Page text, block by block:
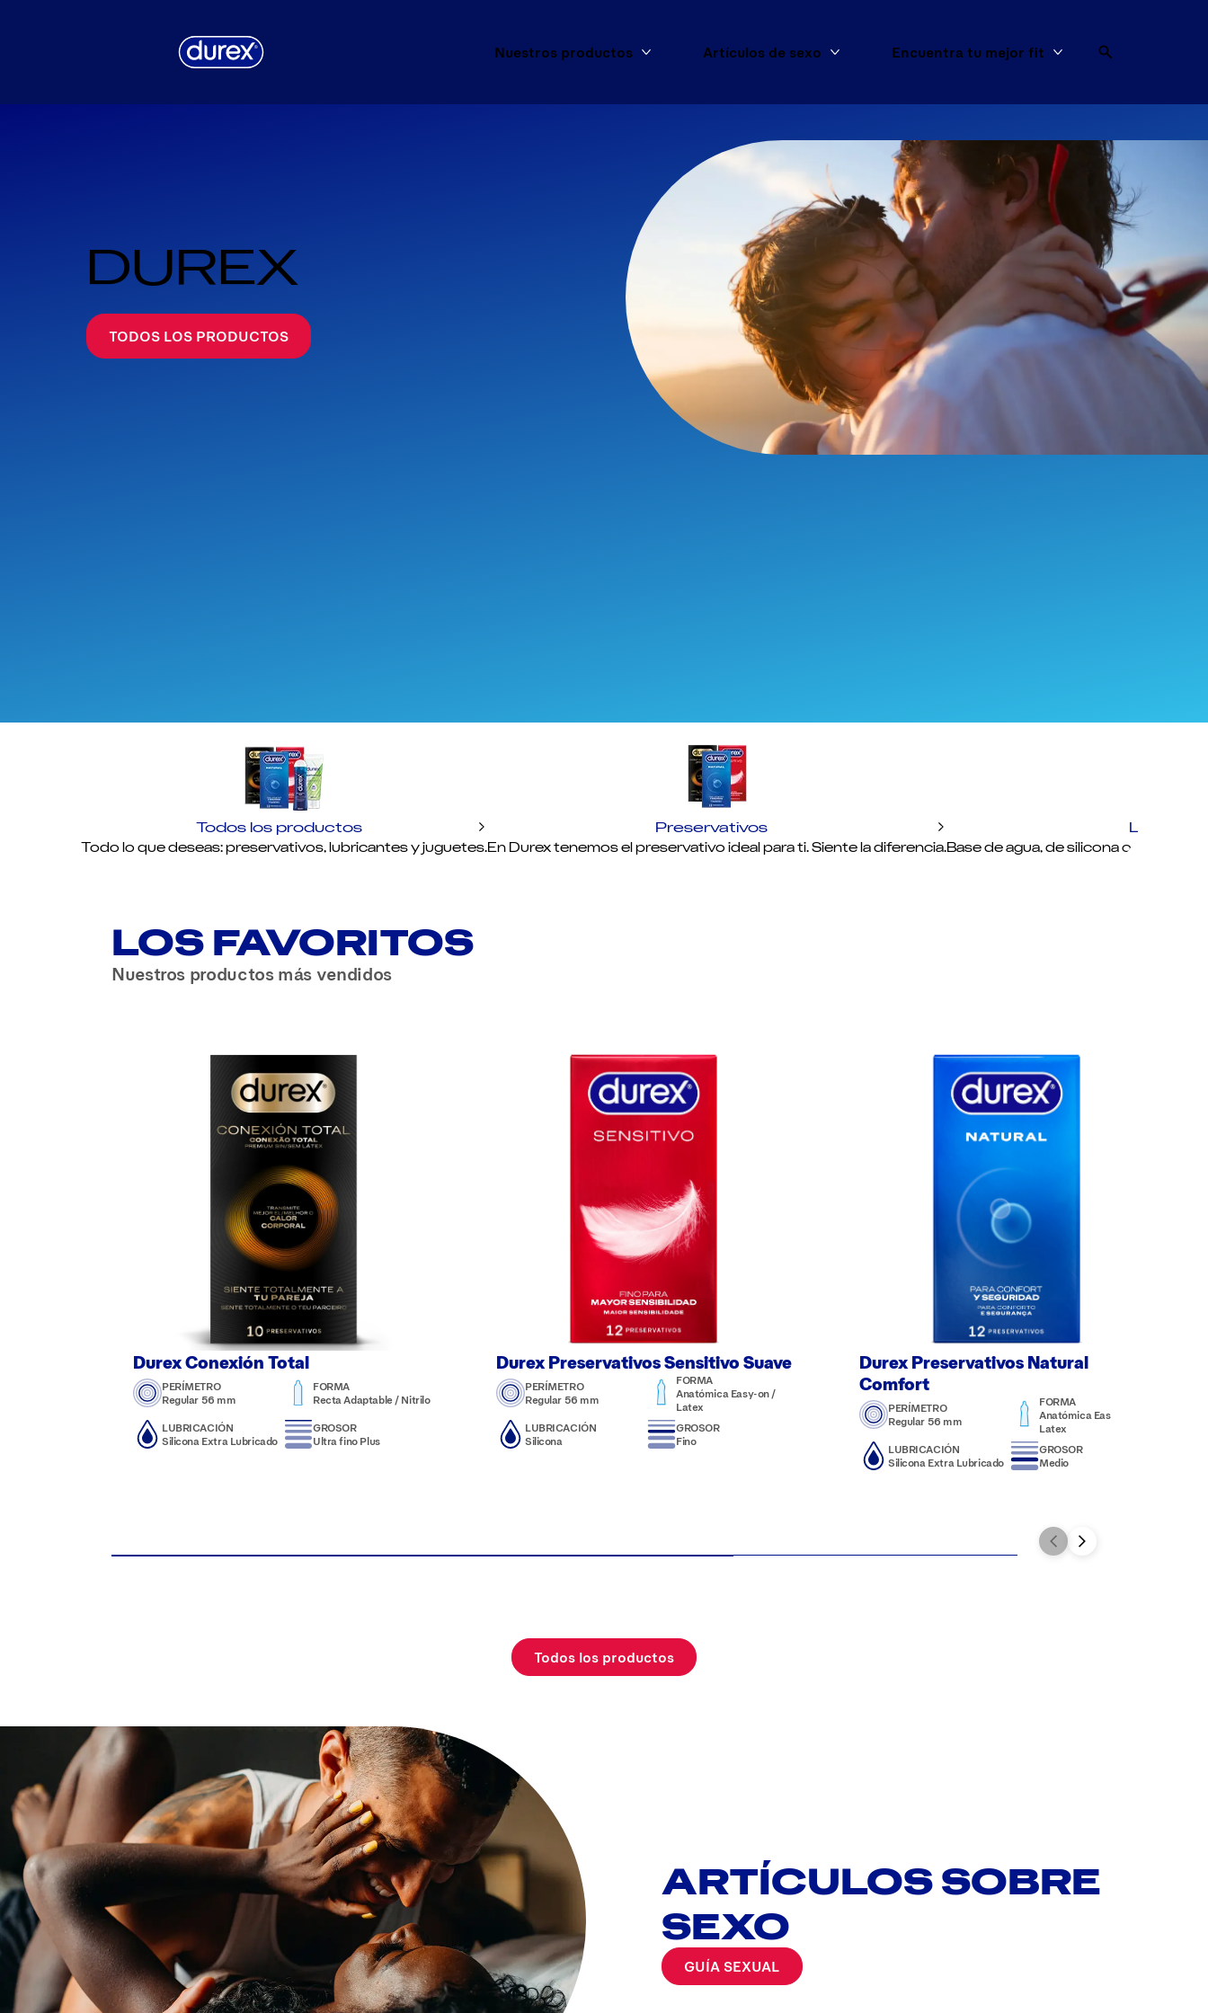
Nuestros productos Más Nuestros productos
Artículos de sexo Más Artículos de sexo
Encuentra tu mejor fit Más Encuentra tu
DUREX
TODOS LOS PRODUCTOS
Todos los productos
Todo lo que deseas: preservativos, lubricantes y juguetes.
Preservativos
En Durex tenemos el preservativo ideal para ti. Siente la diferencia.Base de agua, de silicona o 100%
LOS FAVORITOS
Nuestros productos más vendidos
Durex Conexión Total
PERÍMETRO
Regular 56 mm
FORMA
Recta Adaptable / Nitrilo
LUBRICACIÓN
Silicona Extra Lubricado
GROSOR
Ultra fino Plus
Durex Preservativos Sensitivo Suave
PERÍMETRO
Regular 56 mm
FORMA
Anatómica Easy-on /
Latex
LUBRICACIÓN
Silicona
GROSOR
Fino
Durex Preservativos Natural
Comfort
PERÍMETRO
Regular 56 mm
FORMA
Anatómica Easy-on /
Latex
LUBRICACIÓN
Silicona Extra Lubricado
GROSOR
Medio
Todos los productos
ARTÍCULOS SOBRE
SEXO
GUÍA SEXUAL